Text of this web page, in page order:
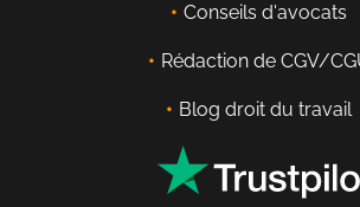
Conseils d'avocats
Rédaction de CGV/
Blog droit du travail